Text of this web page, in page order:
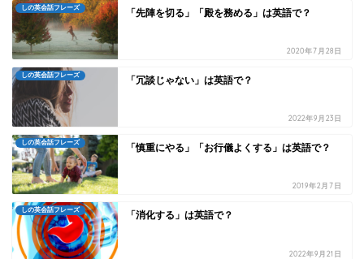
しの英会話フレーズ 「先陣を切る」「殿を務める」は英語で？
2020年7月28日
しの英会話フレーズ 「冗談じゃない」は英語で？
2022年9月23日
しの英会話フレーズ 「慎重にやる」「お行儀よくする」は英語で？
2019年2月7日
しの英会話フレーズ 「消化する」は英語で？
2022年9月21日